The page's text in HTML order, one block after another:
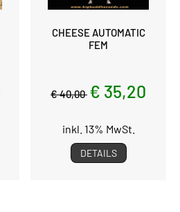
CHEESE AUTOMATIC
FEM
€ 40,00 € 35,20
inkl. 13% MwSt.
DETAILS